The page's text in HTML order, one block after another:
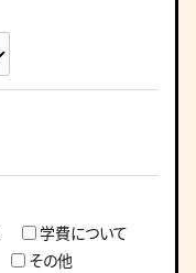
学費について
その他